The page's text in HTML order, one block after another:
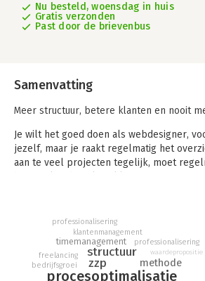
Nu besteld, woensdag in huis
Gratis verzonden
Past door de brievenbus
Samenvatting
Meer structuur, betere klanten en nooit
Je wilt het goed doen als webdesigner,
jezelf, maar je raakt regelmatig het
aan te veel projecten tegelijk, moet
Wil je niet langer alleen mooie websites
gestructureerd proces en je bedrijf laten
Webdesign Master lees je hoe je een
webdesignproject, van de eerste
procesoptimalisatie
zzp
structuur
methode
timemanagement
klantenmanagement
professionalisering
waardepropositie
professionalisering
bedrijfsgroei
freelancing